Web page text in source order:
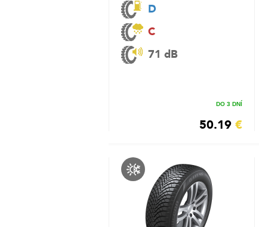
D
C
71 dB
DO 3 DNÍ
50.19 €